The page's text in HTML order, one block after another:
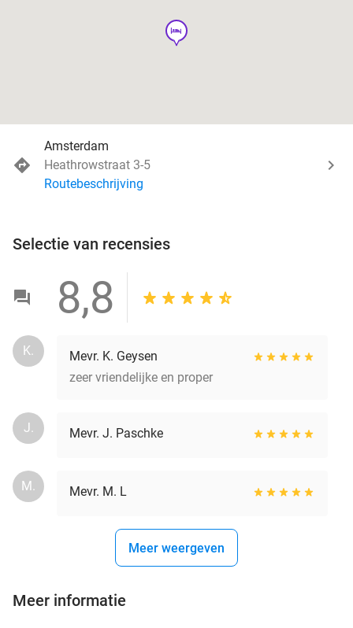
hotel
Amsterdam
Heathrowstraat 3-5
Routebeschrijving
Selectie van recensies
8,8
K.
Mevr. K. Geysen
zeer vriendelijke en proper
J. Mevr. J. Paschke
M. Mevr. M. L
Meer weergeven
Meer informatie